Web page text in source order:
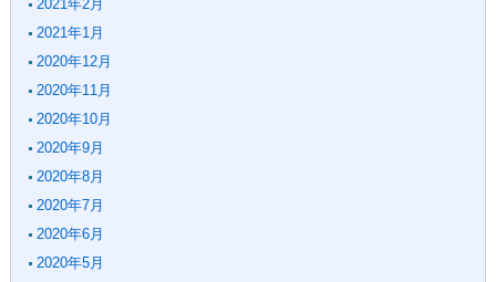
2021年2月
2021年1月
2020年12月
2020年11月
2020年10月
2020年9月
2020年8月
2020年7月
2020年6月
2020年5月